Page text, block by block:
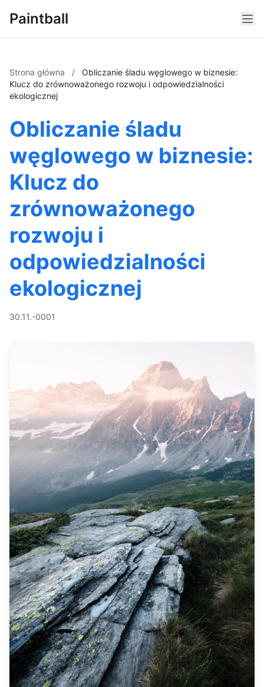
Paintball
Strona główna /
Obliczanie śladu węglowego w biznesie:
Klucz do zrównoważonego rozwoju i odpowiedzialności
ekologicznej
Obliczanie śladu
węglowego w biznesie:
Klucz do
zrównoważonego
rozwoju i
odpowiedzialności
ekologicznej
30.11.-0001